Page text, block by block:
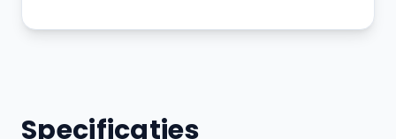
Specificaties